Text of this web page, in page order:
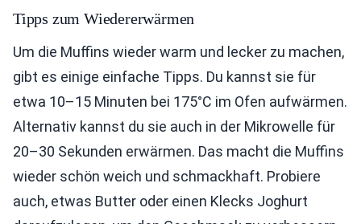
Tipps zum Wiedererwärmen
Um die Muffins wieder warm und lecker zu machen,
gibt es einige einfache Tipps. Du kannst sie für
etwa 10–15 Minuten bei 175°C im Ofen aufwärmen.
Alternativ kannst du sie auch in der Mikrowelle für
20–30 Sekunden erwärmen. Das macht die Muffins
wieder schön weich und schmackhaft. Probiere
auch, etwas Butter oder einen Klecks Joghurt